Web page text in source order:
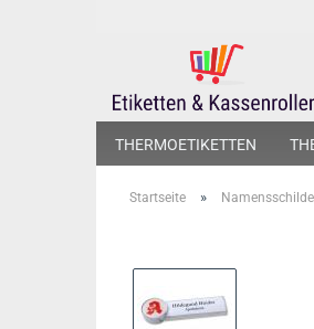
THERMOETIKETTEN
Startseite »